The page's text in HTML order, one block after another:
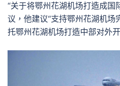
“关于将鄂州花湖机场打造成国
议，他建议“支持鄂州花湖机
托鄂州花湖机场打造中部对外